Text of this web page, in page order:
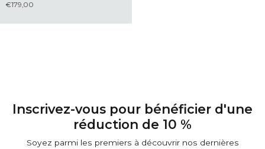
€179,00
Inscrivez-vous pour bénéficier d'une
réduction de 10 %
Soyez parmi les premiers à découvrir nos dernières